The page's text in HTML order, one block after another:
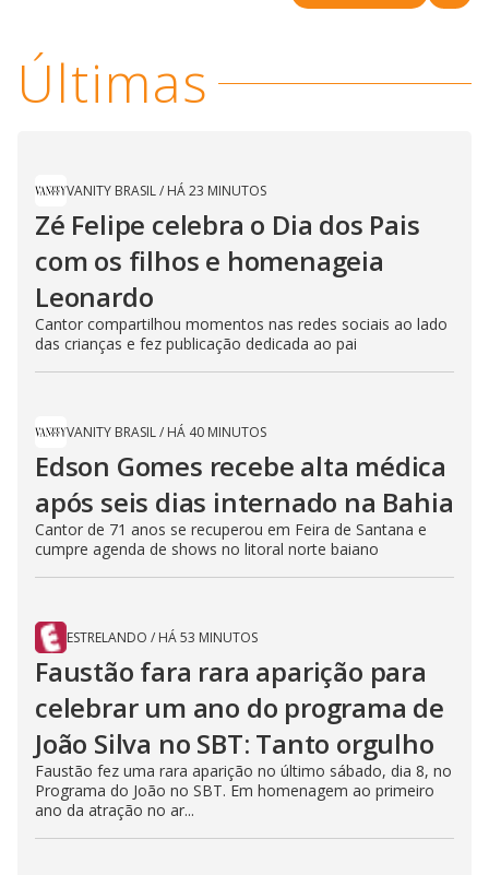
e
o
Últimas
VANITY BRASIL/ HÁ 23 MINUTOS
Zé Felipe celebra o Dia dos Pais
com os filhos e homenageia
Leonardo
Cantor compartilhou momentos nas redes sociais ao lado
das crianças e fez publicação dedicada ao pai
VANITY BRASIL/ HÁ 40 MINUTOS
Edson Gomes recebe alta médica
após seis dias internado na Bahia
Cantor de 71 anos se recuperou em Feira de Santana e
cumpre agenda de shows no litoral norte baiano
ESTRELANDO / HÁ 53 MINUTOS
Faustão fara rara aparição para
celebrar um ano do programa de
João Silva no SBT: Tanto orgulho
Faustão fez uma rara aparição no último sábado, dia 8, no
Programa do João no SBT. Em homenagem ao primeiro
ano da atração no ar...